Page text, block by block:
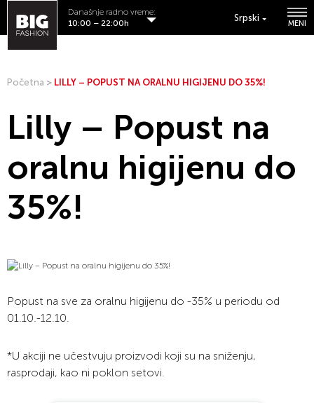
Srpski
MENI
Današnje radno vreme:
10:00 – 22:00h
Početna > LILLY – POPUST NA ORALNU HIGIJENU DO 35%!
Lilly – Popust na
oralnu higijenu do
35%!
Popust na sve za oralnu higijenu do -35% u periodu od
01.10.-12.10.
*U akciji ne učestvuju proizvodi koji su na sniženju,
rasprodaji, kao ni poklon setovi.